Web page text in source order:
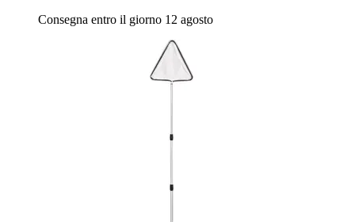
Consegna entro il giorno 12 agosto